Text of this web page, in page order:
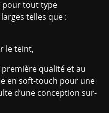
pour tout type
telles que :
le teint,
qualité et au
en soft-touch pour une
d’une conception sur-